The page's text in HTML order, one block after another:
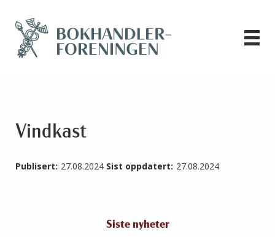
Vindkast
Publisert: 27.08.2024 Sist oppdatert: 27.08.2024
Siste nyheter